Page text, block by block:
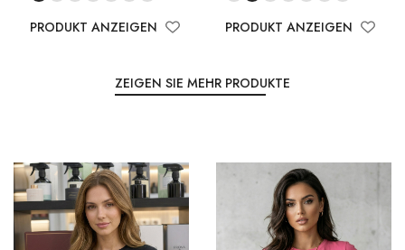
PRODUKT ANZEIGEN PRODUKT ANZEIGEN
ZEIGEN SIE MEHR PRODUKTE